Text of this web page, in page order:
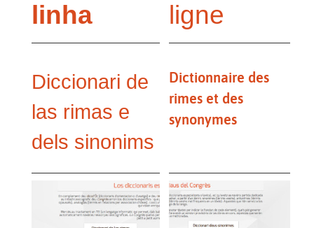
linha
ligne
Diccionari de
las rimas e
dels sinonims
Dictionnaire des
rimes et des
synonymes